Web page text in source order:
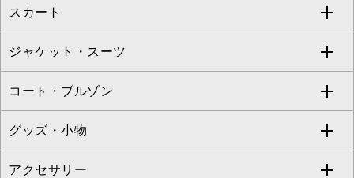
ブラウス・シャツ
ニット・セーター
カーディガン
アンサンブルセット
ベスト・ジレ
ワンピース
ドレス
チュニック
ジャンパースカート
その他のワンピース・ドレス
すべてのパンツ
フルレングスパンツ
クロップド・半端丈パンツ
ガウチョ・ワイドパンツ
ハーフ・ショート丈パンツ
スカート
すべてのスカート
ロング・マキシ丈スカート
ひざ丈スカート
ミモレ丈スカート
ジャケット・スーツ
すべてのジャケット・スーツ
テーラードジャケット
ノーカラージャケット
コート・ブルゾン
すべてのコート・ブルゾン
トレンチコート
グッズ・小物
すべてのグッズ・小物
アクセサリー